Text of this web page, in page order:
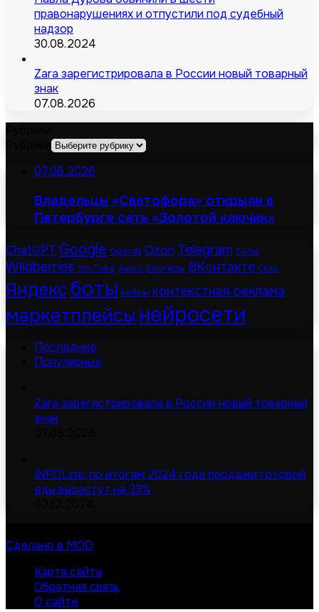
правонарушениях и отпустили под судебный
надзор
30.08.2024
Zara зарегистрировала в России новый товарный
знак
07.08.2026
07.08.2026
Владельцы «Светофора» открыли в
Петербурге сеть «Золотой ключик»
ChatGPT Google OpenAI Ozon Telegram TikTok
Wildberries YouTube Авито Блогеры ВКонтакте Сбер
Яндексботы кейсы контекстная реклама
маркетплейсы нейросети
Последние
Популярные
Zara зарегистрировала в России новый товарный
знак
INFOLine: по итогам 2024 года продажи готовой
еды вырастут на 33%
Сделано в MOD
Карта сайта
Обратная связь
О сайте